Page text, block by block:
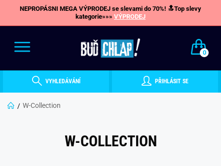
NEPROPÁSNI MEGA VÝPRODEJ se slevami do 70%! 🔝Top slevy
kategorie»»» VÝPRODEJ
0
VYHLEDÁVÁNÍ PŘIHLÁSIT SE
W-Collection
W-COLLECTION